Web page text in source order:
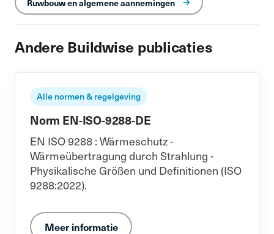
Ruwbouw en algemene aannemingen
Andere Buildwise publicaties
Alle normen & regelgeving
Norm EN-ISO-9288-DE
EN ISO 9288 : Wärmeschutz -
Wärmeübertragung durch Strahlung -
Physikalische Größen und Definitionen (ISO
9288:2022).
Meer informatie